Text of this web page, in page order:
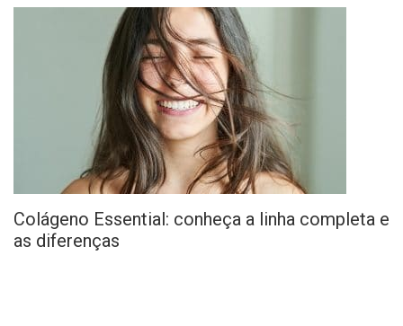
Colágeno Essential: conheça a linha completa e
as diferenças